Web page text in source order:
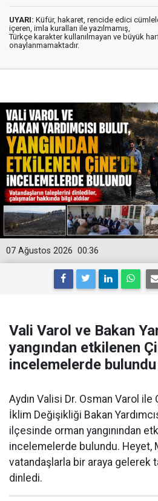
UYARI: Küfür, hakaret, rencide edici
içeren, imla kuralları ile yazılmamış,
Türkçe karakter kullanılmayan ve büyük
onaylanmamaktadır.
00:36
07 Ağustos 2026
Vali Varol ve Bakan
yangından etkilenen
incelemelerde bulundu
Aydın Valisi Dr. Osman Varol
İklim Değişikliği Bakan
ilçesinde orman yangınından
incelemelerde bulundu. Heyet,
vatandaşlarla bir araya gelerek
dinledi.